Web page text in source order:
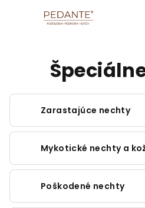
Zarastajúce nechty
Mykotické nechty a
Poškodené nechty